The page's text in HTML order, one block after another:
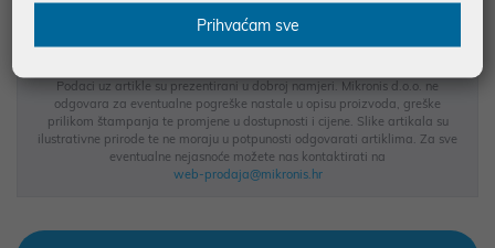
MOGUĆNOST PLAĆANJA NA RATE
Podaci uz artikle su prezentirani u dobroj namjeri. Mikronis d.o.o. ne
odgovara za eventualne pogreške nastale u opisu proizvoda, greške
prilikom štampanja te promjene u dostupnosti i cijene. Slike artikala su
ilustrativne prirode te ne moraju u potpunosti odgovarati artiklima. Za sve
eventualne nejasnoće možete nas kontaktirati na
web-prodaja@mikronis.hr
Prihvaćam sve